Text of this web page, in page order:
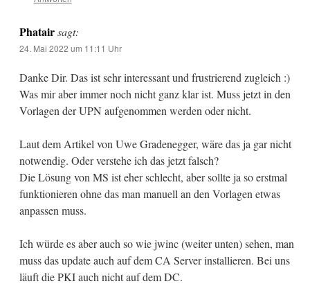
Phatair sagt:
24. Mai 2022 um 11:11 Uhr
Danke Dir. Das ist sehr interessant und frustrierend zugleich :)
Was mir aber immer noch nicht ganz klar ist. Muss jetzt in den
Vorlagen der UPN aufgenommen werden oder nicht.
Laut dem Artikel von Uwe Gradenegger, wäre das ja gar nicht
notwendig. Oder verstehe ich das jetzt falsch?
Die Lösung von MS ist eher schlecht, aber sollte ja so erstmal
funktionieren ohne das man manuell an den Vorlagen etwas
anpassen muss.
Ich würde es aber auch so wie jwinc (weiter unten) sehen, man
muss das update auch auf dem CA Server installieren. Bei uns
läuft die PKI auch nicht auf dem DC.